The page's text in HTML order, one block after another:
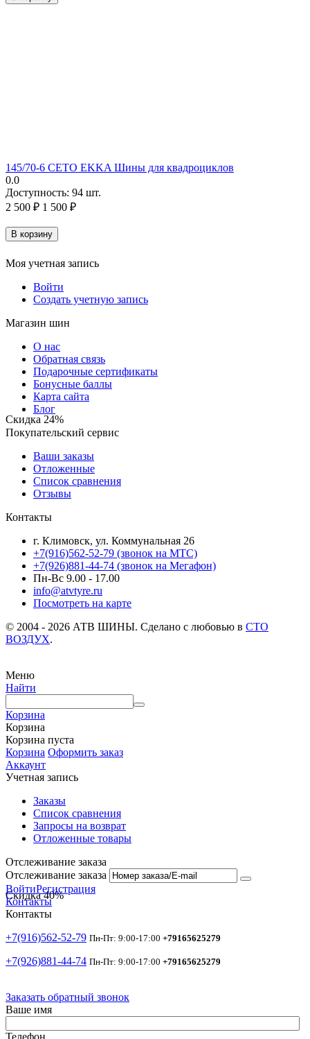
Скидка 24%
Скидка40%
145/70-6 CETO EKKA Шины для квадроциклов
0.0
Доступность: 94 шт.
2 500 ₽ 1 500 ₽
В корзину
Моя учетная запись
Войти
Создать учетную запись
Магазин шин
О нас
Обратная связь
Подарочные сертификаты
Бонусные баллы
Карта сайта
Блог
Покупательский сервис
Ваши заказы
Отложенные
Список сравнения
Отзывы
Контакты
г. Климовск, ул. Коммунальная 26
+7(916)562-52-79 (звонок на МТС)
+7(926)881-44-74 (звонок на Мегафон)
Пн-Вс 9.00 - 17.00
info@atvtyre.ru
Посмотреть на карте
© 2004 - 2026 АТВ ШИНЫ. Сделано с любовью в СТО
ВОЗДУХ.
Меню
Найти
Корзина
Корзина
Корзина пуста
Корзина Оформить заказ
Аккаунт
Учетная запись
Заказы
Список сравнения
Запросы на возврат
Отложенные товары
Отслеживание заказа
Отслеживание заказа
ВойтиРегистрация
Контакты
Контакты
+7(916)562-52-79 Пн-Пт: 9:00-17:00 +79165625279
+7(926)881-44-74 Пн-Пт: 9:00-17:00 +79165625279
Заказать обратный звонок
Ваше имя
Телефон